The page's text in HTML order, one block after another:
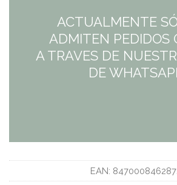
ACTUALMENTE
ADMITEN PEDIDOS
A TRAVES DE
DE
EAN: